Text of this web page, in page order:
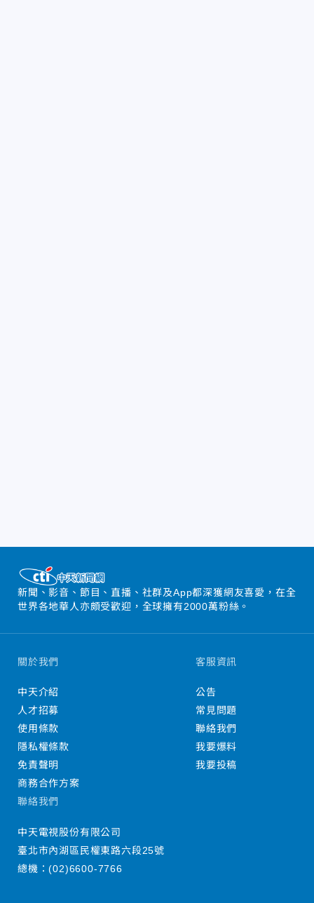
新聞、影音、節目、直播、社群及App都深獲網友喜愛，在全
世界各地華人亦頗受歡迎，全球擁有2000萬粉絲。
關於我們
中天介紹
人才招募
使用條款
隱私權條款
免責聲明
商務合作方案
客服資訊
公告
常見問題
聯絡我們
我要爆料
我要投稿
聯絡我們
中天電視股份有限公司
臺北市內湖區民權東路六段25號
總機：(02)6600-7766